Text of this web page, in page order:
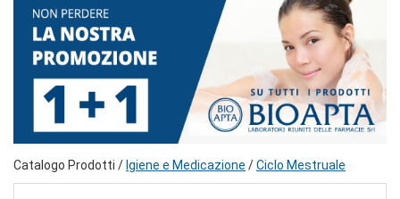
Catalogo Prodotti /Igiene e Medicazione /Ciclo Mestruale